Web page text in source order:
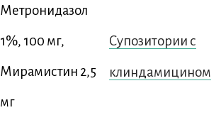
Метронидазол
1%, 100 мг,
Мирамистин 2,5
мг
Супозитории с
клиндамицином